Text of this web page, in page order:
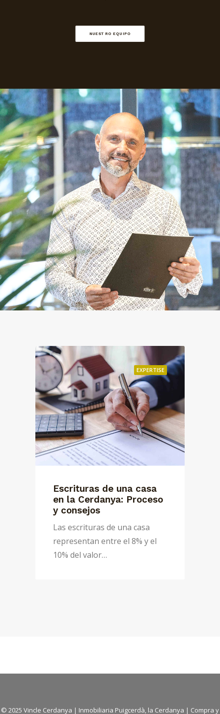
NUESTRO EQUIPO
EXPERTISE
Vender segunda
residencia en la
Cerdanya puede tener
de 65
Vender segunda residencia
© 2025 Vincle Cerdanya | Inmobiliaria Puigcerdà, la Cerdanya | Compra y